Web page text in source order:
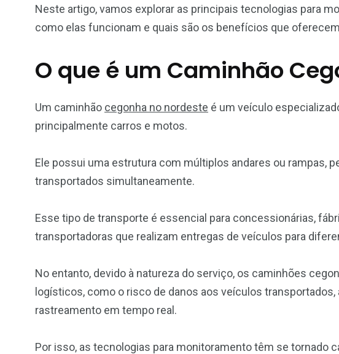
Neste artigo, vamos explorar as principais tecnologias para
como elas funcionam e quais são os benefícios que
O que é um Caminhão
Um caminhão cegonha no nordeste é um veículo
principalmente carros e motos.
Ele possui uma estrutura com múltiplos andares ou rampas,
transportados simultaneamente.
Esse tipo de transporte é essencial para concessionárias,
transportadoras que realizam entregas de veículos para
No entanto, devido à natureza do serviço, os caminhões
logísticos, como o risco de danos aos veículos
rastreamento em tempo real.
Por isso, as tecnologias para monitoramento têm se tornado